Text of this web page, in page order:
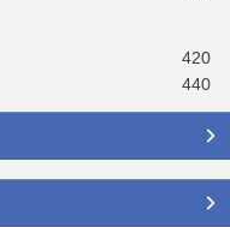
420
440